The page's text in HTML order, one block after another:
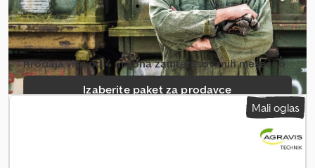
Prodaja više od 4 miliona zainteresovanih mesečno
Izaberite paket za prodavce
Mali oglas